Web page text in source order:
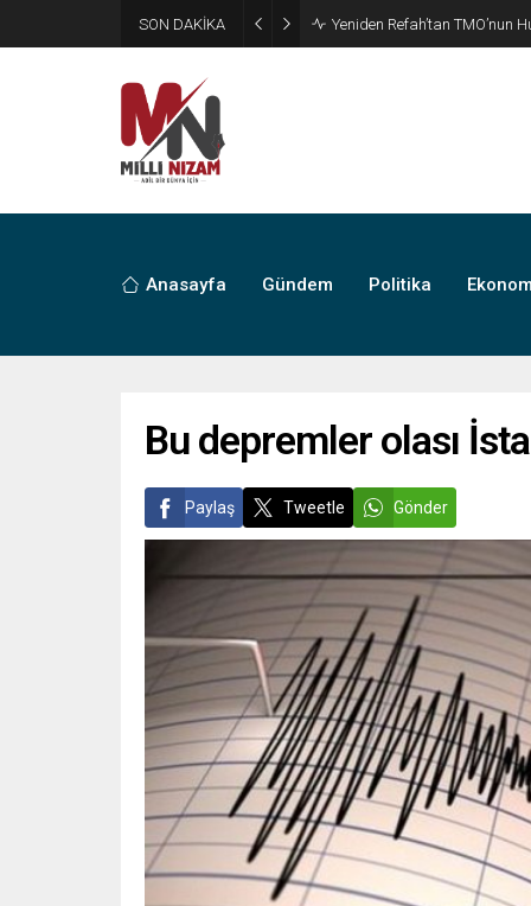
SON DAKİKA CHP’de Günaydın ve
Anasayfa Gündem Politika
Bu depremler olası
Paylaş Tweetle Gönder